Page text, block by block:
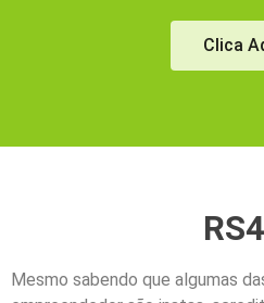
Clica
Mesmo sabendo que algumas